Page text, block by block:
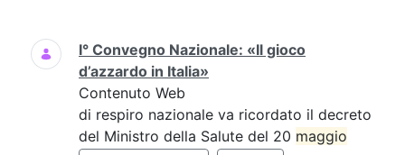
Ricerca
I° Convegno Nazionale: «Il gioco
d’azzardo in Italia»
Contenuto Web
di respiro nazionale va ricordato il decreto
del Ministro della Salute del 20 maggio